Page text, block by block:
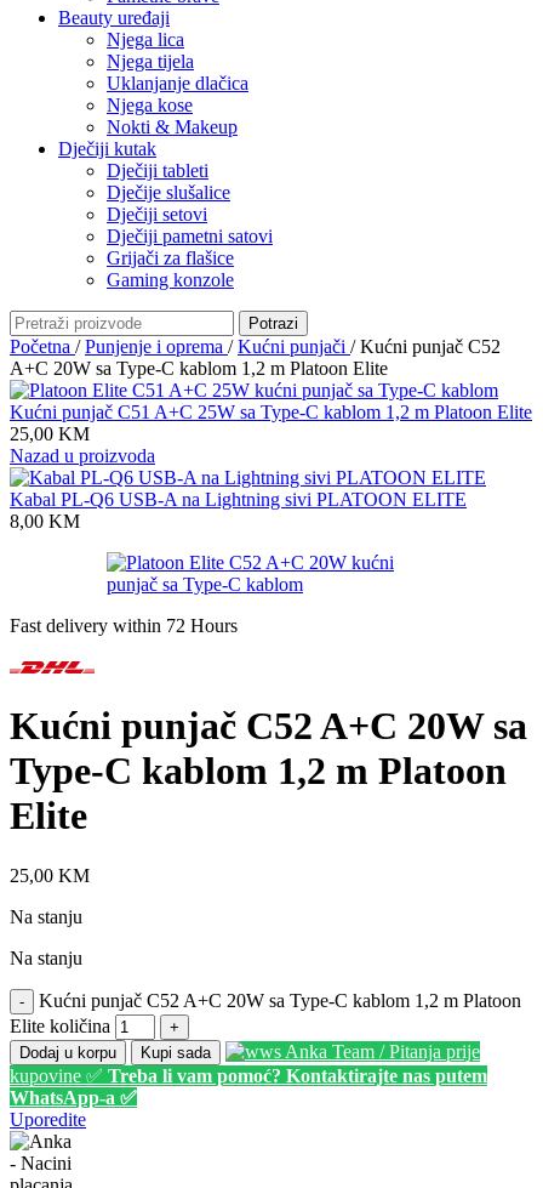
Beauty uređaji
Njega lica
Njega tijela
Uklanjanje dlačica
Njega kose
Nokti & Makeup
Dječiji kutak
Dječiji tableti
Dječije slušalice
Dječiji setovi
Dječiji pametni satovi
Grijači za flašice
Gaming konzole
Potrazi
Početna / Punjenje i oprema / Kućni punjači / Kućni punjač C52
A+C 20W sa Type-C kablom 1,2 m Platoon Elite
Kućni punjač C51 A+C 25W sa Type-C kablom 1,2 m Platoon Elite
25,00 KM
Nazad u proizvoda
Kabal PL-Q6 USB-A na Lightning sivi PLATOON ELITE
8,00 KM
Fast delivery within 72 Hours
Kućni punjač C52 A+C 20W sa
Type-C kablom 1,2 m Platoon
Elite
25,00 KM
Na stanju
Na stanju
-
Kućni punjač C52 A+C 20W sa Type-C kablom 1,2 m Platoon
Elite količina
+
Dodaj u korpu
Kupi sada
Anka Team / Pitanja prije
kupovine ✅ Treba li vam pomoć? Kontaktirajte nas putem
WhatsApp-a ✅
Uporedite